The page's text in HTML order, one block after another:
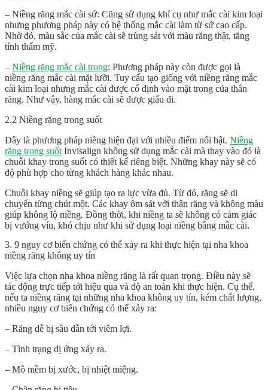
– Niềng răng mắc cài sứ: Cũng sử dụng khí cụ như mắc cài kim loại
nhưng phương pháp này có hệ thống mắc cài làm từ sứ cao cấp.
Nhờ đó, màu sắc của mắc cài sẽ trùng sát với màu răng thật, tăng
tính thẩm mỹ.
– Niềng răng mắc cài trong: Phương pháp này còn được gọi là
niềng răng mắc cài mặt lưỡi. Tuy cấu tạo giống với niềng răng mắc
cài kim loại nhưng mắc cài được cố định vào mặt trong của thân
răng. Như vậy, hàng mắc cài sẽ được giấu đi.
2.2 Niềng răng trong suốt
Đây là phương pháp niềng hiện đại với nhiều điểm nổi bật. Niềng
răng trong suốtInvisalign không sử dụng mắc cài mà thay vào đó là
chuỗi khay trong suốt có thiết kế riêng biệt. Những khay này sẽ có
độ phù hợp cho từng khách hàng khác nhau.
Chuỗi khay niềng sẽ giúp tạo ra lực vừa đủ. Từ đó, răng sẽ di
chuyển từng chút một. Các khay ôm sát với thân răng và không màu
giúp không lộ niềng. Đồng thời, khi niềng ta sẽ không có cảm giác
bị vướng víu, khó chịu như khi sử dụng loại niềng bằng mắc cài.
3. 9 nguy cơ biến chứng có thể xảy ra khi thực hiện tại nha khoa
niềng răng không uy tín
Việc lựa chọn nha khoa niềng răng là rất quan trọng. Điều này sẽ
tác động trực tiếp tới hiệu qua và độ an toàn khi thực hiện. Cụ thể,
nếu ta niềng răng tại những nha khoa không uy tín, kém chất lượng,
nhiều nguy cơ biến chứng có thể xảy ra:
– Răng dễ bị sâu dẫn tới viêm lợi.
– Tình trạng dị ứng xảy ra.
– Mô mềm bị xước, bị nhiệt miệng.